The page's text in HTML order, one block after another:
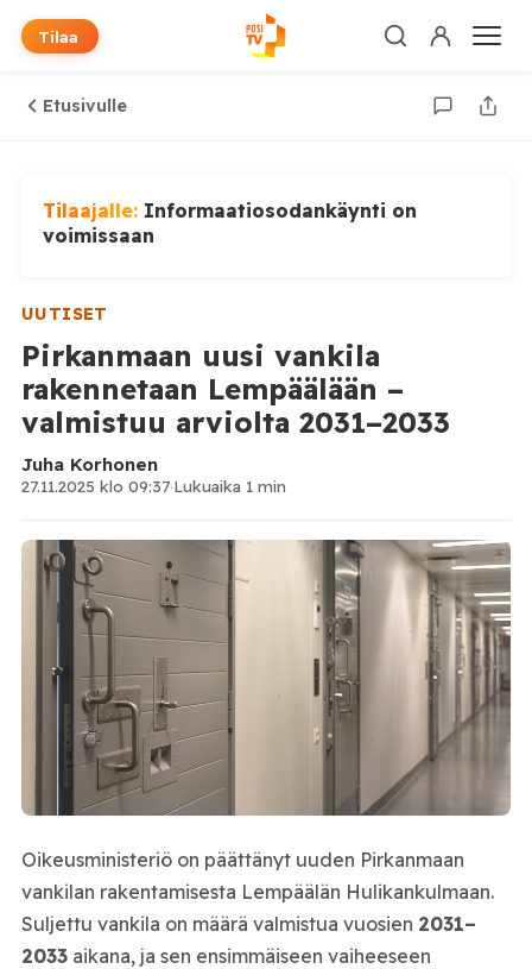
Tilaa
Etusivulle
Tilaajalle: Informaatiosodankäynti on
voimissaan
UUTISET
Pirkanmaan uusi vankila
rakennetaan Lempäälään –
valmistuu arviolta 2031–2033
Juha Korhonen
27.11.2025 klo 09:37·Lukuaika 1 min
Oikeusministeriö on päättänyt uuden Pirkanmaan
vankilan rakentamisesta Lempäälän Hulikankulmaan.
Suljettu vankila on määrä valmistua vuosien 2031–
2033aikana, ja sen ensimmäiseen vaiheeseen